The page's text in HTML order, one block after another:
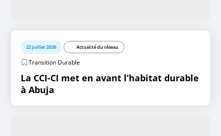
22 juillet 2026 Actualité du réseau
Transition Durable
La CCI-CI met en avant l’habitat durable
à Abuja